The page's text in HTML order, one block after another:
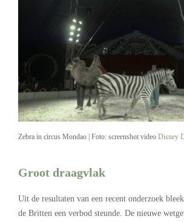
Zebra in circus Mondao | Foto: screenshot video Disney
Groot draagvlak
Uit de resultaten van een recent onderzoek
de Britten een verbod steunde. De nieuwe